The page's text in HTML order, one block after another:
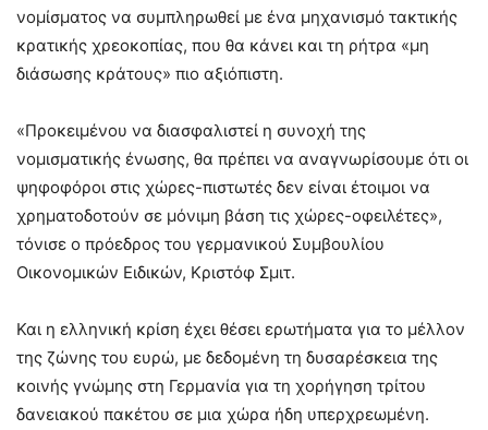
νομίσματος να συμπληρωθεί με ένα μηχανισμό τακτικής
κρατικής χρεοκοπίας, που θα κάνει και τη ρήτρα «μη
διάσωσης κράτους» πιο αξιόπιστη.
«Προκειμένου να διασφαλιστεί η συνοχή της
νομισματικής ένωσης, θα πρέπει να αναγνωρίσουμε ότι οι
ψηφοφόροι στις χώρες-πιστωτές δεν είναι έτοιμοι να
χρηματοδοτούν σε μόνιμη βάση τις χώρες-οφειλέτες»,
τόνισε ο πρόεδρος του γερμανικού Συμβουλίου
Οικονομικών Ειδικών, Κριστόφ Σμιτ.
Και η ελληνική κρίση έχει θέσει ερωτήματα για το μέλλον
της ζώνης του ευρώ, με δεδομένη τη δυσαρέσκεια της
κοινής γνώμης στη Γερμανία για τη χορήγηση τρίτου
δανειακού πακέτου σε μια χώρα ήδη υπερχρεωμένη.